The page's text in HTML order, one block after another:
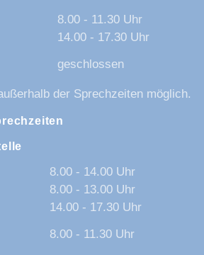
8.00 - 11.30 Uhr
14.00 - 17.30 Uhr
geschlossen
der Sprechzeiten möglich.
8.00 - 14.00 Uhr
8.00 - 13.00 Uhr
14.00 - 17.30 Uhr
8.00 - 11.30 Uhr